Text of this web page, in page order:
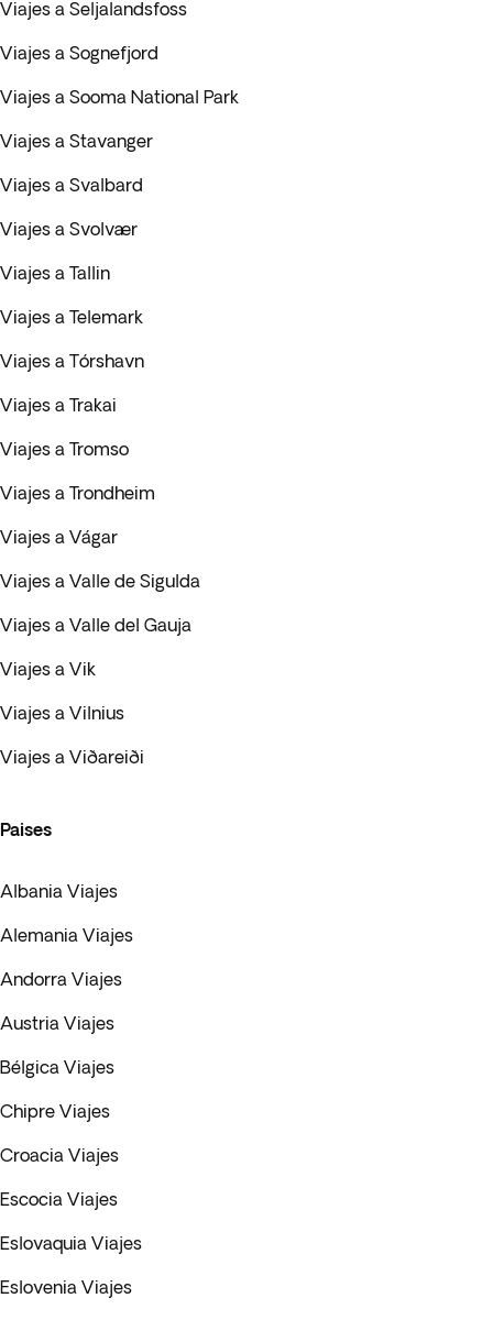
Viajes a Seljalandsfoss
Viajes a Sognefjord
Viajes a Sooma National Park
Viajes a Stavanger
Viajes a Svalbard
Viajes a Svolvær
Viajes a Tallin
Viajes a Telemark
Viajes a Tórshavn
Viajes a Trakai
Viajes a Tromso
Viajes a Trondheim
Viajes a Vágar
Viajes a Valle de Sigulda
Viajes a Valle del Gauja
Viajes a Vik
Viajes a Vilnius
Viajes a Viðareiði
Paises
Albania Viajes
Alemania Viajes
Andorra Viajes
Austria Viajes
Bélgica Viajes
Chipre Viajes
Croacia Viajes
Escocia Viajes
Eslovaquia Viajes
Eslovenia Viajes